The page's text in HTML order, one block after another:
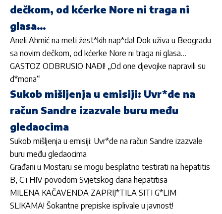
dečkom, od kćerke Nore ni traga ni
glasa…
Aneli Ahmić na meti žest*kih nap*da! Dok uživa u Beogradu
sa novim dečkom, od kćerke Nore ni traga ni glasa…
GASTOZ ODBRUSIO NAĐI! „Od one djevojke napravili su
d*mona“
Sukob mišljenja u emisiji: Uvr*de na
račun Sandre izazvale buru među
gledaocima
Sukob mišljenja u emisiji: Uvr*de na račun Sandre izazvale
buru među gledaocima
Građani u Mostaru se mogu besplatno testirati na hepatitis
B, C i HIV povodom Svjetskog dana hepatitisa
MILENA KAČAVENDA ZAPRIJ*TILA SITI G*LIM
SLIKAMA! Šokantne prepiske isplivale u javnost!